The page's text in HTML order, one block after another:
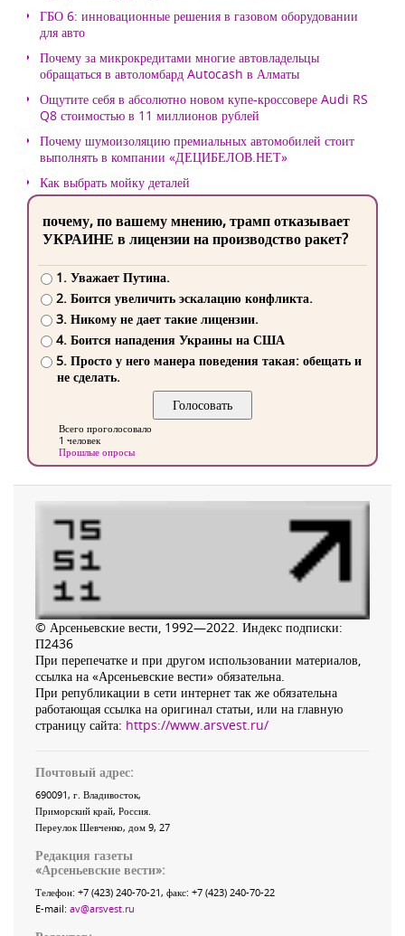
ГБО 6: инновационные решения в газовом оборудовании
для авто
Почему за микрокредитами многие автовладельцы
обращаться в автоломбард Autocash в Алматы
Ощутите себя в абсолютно новом купе-кроссовере Audi RS
Q8 стоимостью в 11 миллионов рублей
Почему шумоизоляцию премиальных автомобилей стоит
выполнять в компании «ДЕЦИБЕЛОВ.НЕТ»
Как выбрать мойку деталей
почему, по вашему мнению, трамп отказывает
УКРАИНЕ в лицензии на производство ракет?
1. Уважает Путина.
2. Боится увеличить эскалацию конфликта.
3. Никому не дает такие лицензии.
4. Боится нападения Украины на США
5. Просто у него манера поведения такая: обещать и
не сделать.
Всего проголосовало
1 человек
Прошлые опросы
© Арсеньевские вести, 1992—2022. Индекс подписки:
П2436
При перепечатке и при другом использовании материалов,
ссылка на «Арсеньевские вести» обязательна.
При републикации в сети интернет так же обязательна
работающая ссылка на оригинал статьи, или на главную
страницу сайта: https://www.arsvest.ru/
Почтовый адрес:
690091, г. Владивосток,
Приморский край, Россия
Переулок Шевченко, дом 9, 27
Редакция газеты
«Арсеньевские вести»:
Телефон: +7 (423) 240-70-21, факс: +7 (423) 240-70-22
E-mail: av@arsvest.ru